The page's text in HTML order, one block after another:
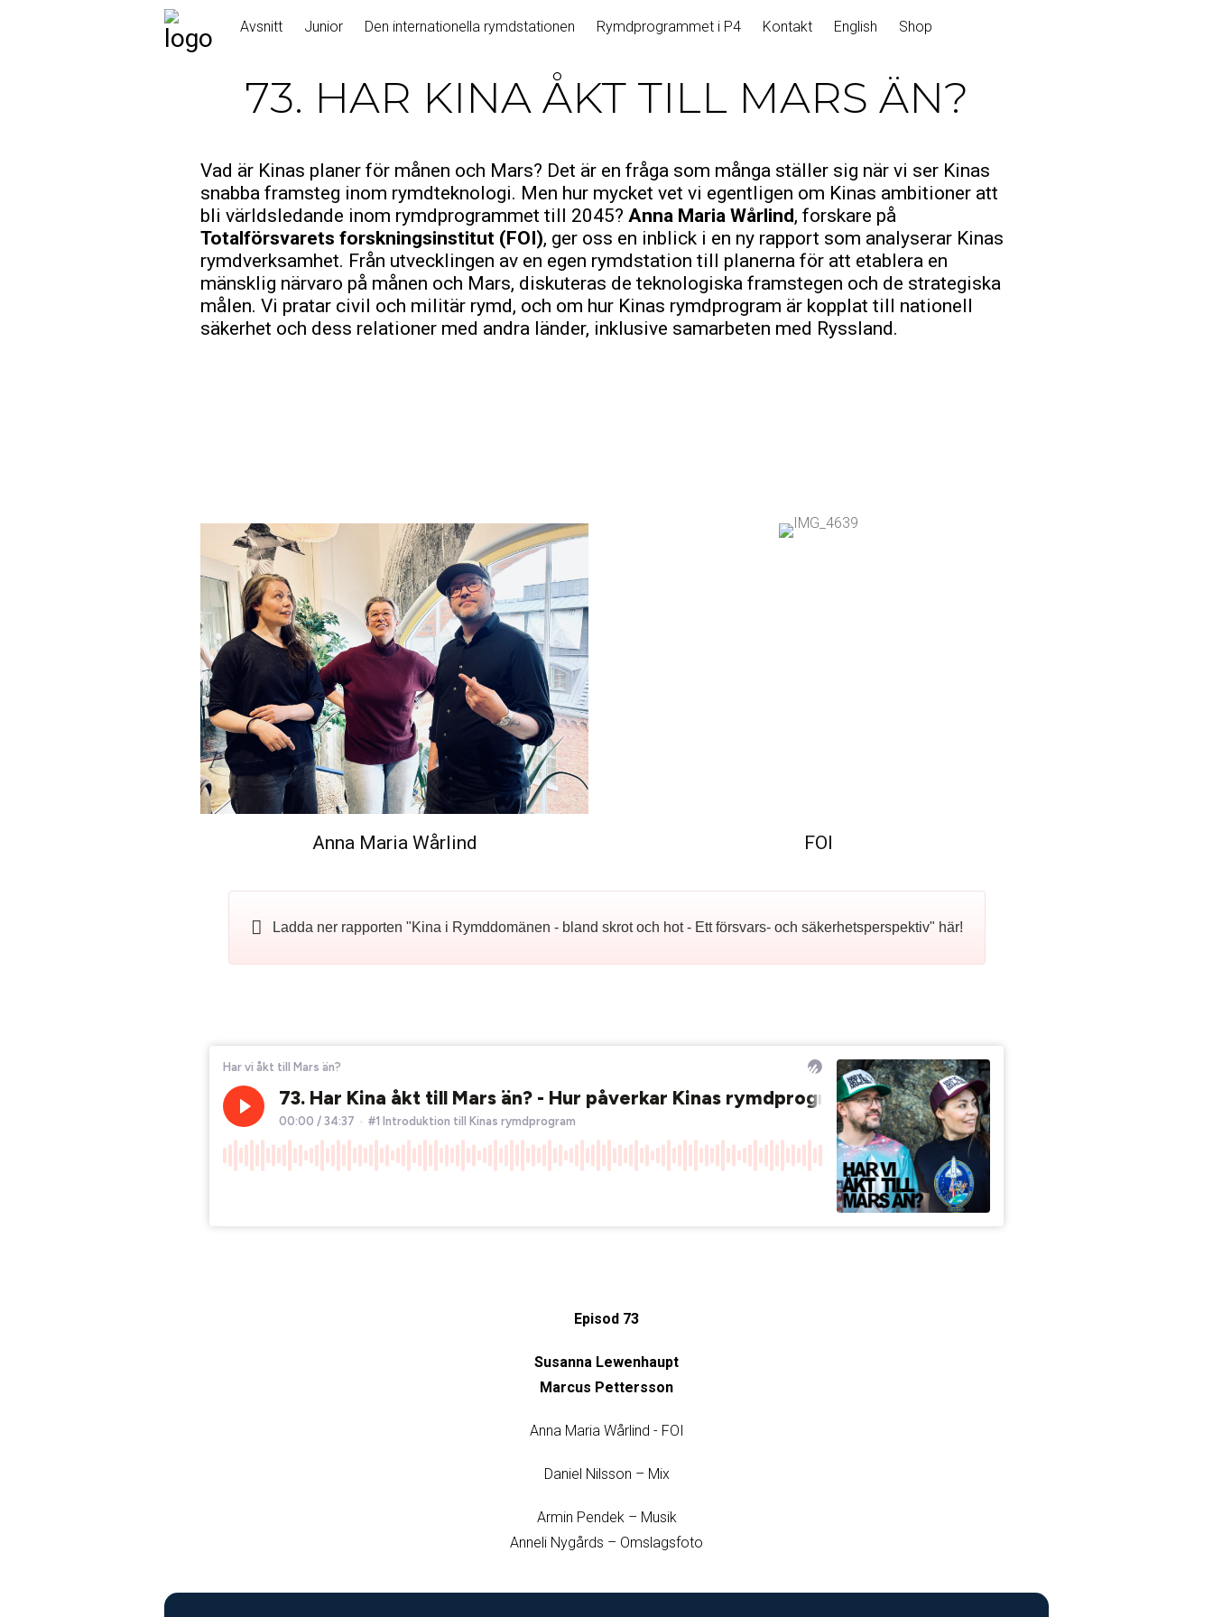
Avsnitt Junior Den internationella rymdstationen Rymdprogrammet i P4 Kontakt English Shop
73. HAR KINA ÅKT TILL MARS ÄN?
Vad är Kinas planer för månen och Mars? Det är en fråga som många ställer sig när vi ser Kinas
snabba framsteg inom rymdteknologi. Men hur mycket vet vi egentligen om Kinas ambitioner att
bli världsledande inom rymdprogrammet till 2045? Anna Maria Wårlind, forskare på
Totalförsvarets forskningsinstitut (FOI), ger oss en inblick i en ny rapport som analyserar Kinas
rymdverksamhet. Från utvecklingen av en egen rymdstation till planerna för att etablera en
mänsklig närvaro på månen och Mars, diskuteras de teknologiska framstegen och de strategiska
målen. Vi pratar civil och militär rymd, och om hur Kinas rymdprogram är kopplat till nationell
säkerhet och dess relationer med andra länder, inklusive samarbeten med Ryssland.
Anna Maria Wårlind FOI
Ladda ner rapporten "Kina i Rymddomänen - bland skrot och hot - Ett försvars- och säkerhetsperspektiv" här!
Episod 73
Susanna Lewenhaupt
Marcus Pettersson
Anna Maria Wårlind - FOI
Daniel Nilsson – Mix
Armin Pendek – Musik
Anneli Nygårds – Omslagsfoto